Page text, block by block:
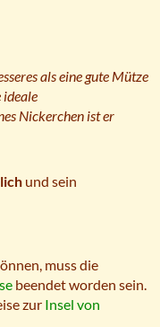
als eine gute Mütze
ideale
Nickerchen ist er
und sein
muss die
beendet worden sein.
zur Insel von